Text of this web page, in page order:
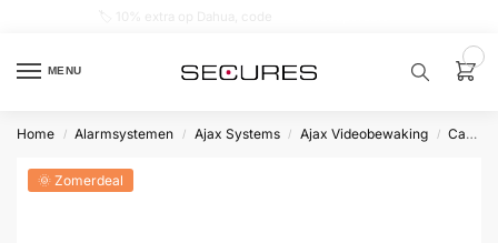
MENU
product…
Home / Alarmsystemen / Ajax Systems / Ajax Videobewaking / Camera-accessoires & montage
🌞 Zomerdeal